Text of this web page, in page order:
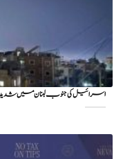
اسرائیل کی جنوب لبنان میں